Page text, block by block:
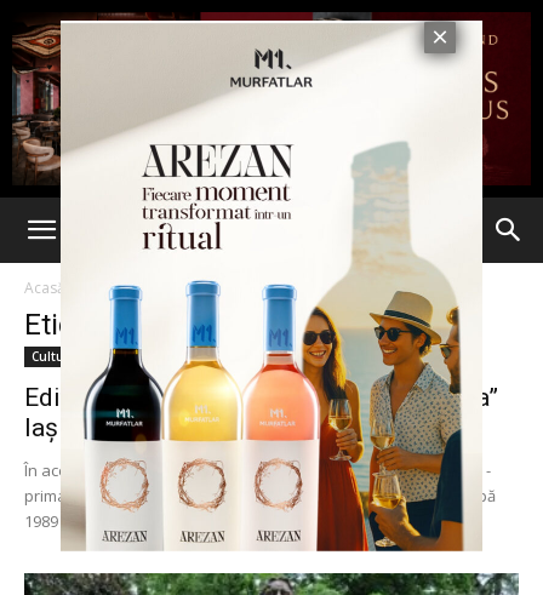
Acasă Etichete Alexandru Calinescu
Etichetă: Alexandru Calinescu
Cultură & Opinii
Editura Universităţii „Alexandru Ioan Cuza”
Iaşi sărbătoreşte 25 de ani de...
În această lună, Editura Universităţii “Alexandru Ioan Cuza” Iaşi -
prima instituţie editorială universitară înfiinţată în România după
1989 - aniversează un sfert de...